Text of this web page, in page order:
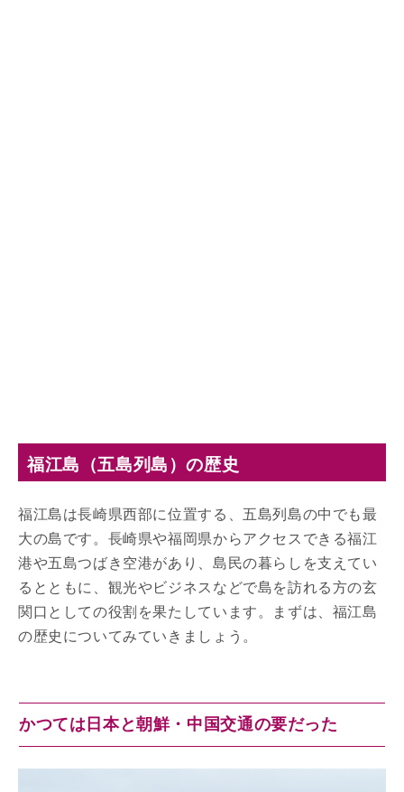
福江島（五島列島）の歴史
福江島は長崎県西部に位置する、五島列島の中でも最
大の島です。長崎県や福岡県からアクセスできる福江
港や五島つばき空港があり、島民の暮らしを支えてい
るとともに、観光やビジネスなどで島を訪れる方の玄
関口としての役割を果たしています。まずは、福江島
の歴史についてみていきましょう。
かつては日本と朝鮮・中国交通の要だった